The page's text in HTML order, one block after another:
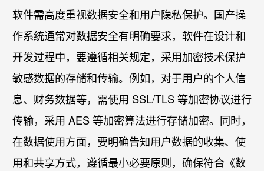
软件需高度重视数据安全和用户隐私保护。国产操
作系统通常对数据安全有明确要求，软件在设计和
开发过程中，要遵循相关规定，采用加密技术保护
敏感数据的存储和传输。例如，对于用户的个人信
息、财务数据等，需使用 SSL/TLS 等加密协议进行
传输，采用 AES 等加密算法进行存储加密。同时，
在数据使用方面，要明确告知用户数据的收集、使
用和共享方式，遵循最小必要原则，确保符合《数